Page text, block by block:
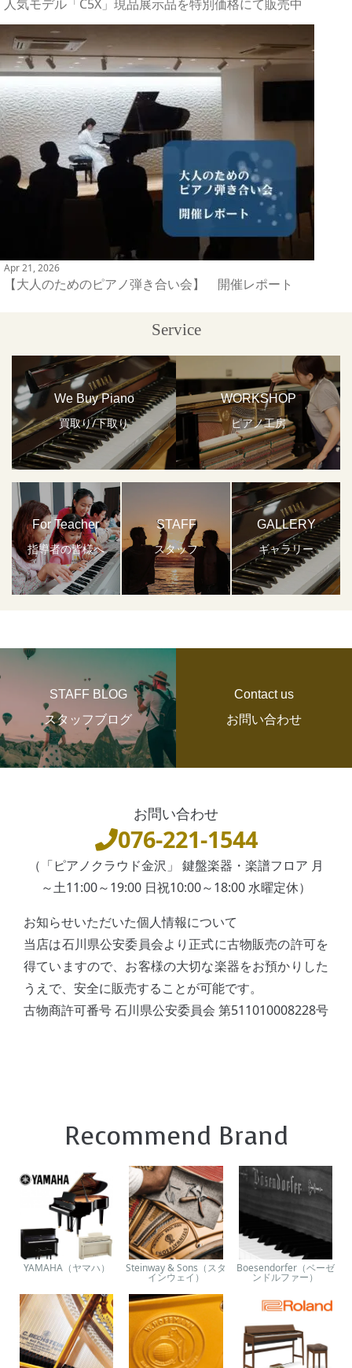
人気モデル「C5X」現品展示品を特別価格にて販売中
Apr 21, 2026
【大人のためのピアノ弾き合い会】 開催レポート
Service
We Buy Piano
買取り/下取り
WORKSHOP
ピアノ工房
For Teacher
指導者の皆様へ
STAFF
スタッフ
GALLERY
ギャラリー
STAFF BLOG
スタッフブログ
Contact us
お問い合わせ
お問い合わせ
076-221-1544
（「ピアノクラウド金沢」 鍵盤楽器・楽譜フロア 月
～土11:00～19:00 日祝10:00～18:00 水曜定休）
お知らせいただいた個人情報について
当店は石川県公安委員会より正式に古物販売の許可を
得ていますので、お客様の大切な楽器をお預かりした
うえで、安全に販売することが可能です。
古物商許可番号 石川県公安委員会 第511010008228号
Recommend Brand
YAMAHA（ヤマハ） Steinway & Sons（スタ
インウェイ）
Boesendorfer（ベーゼ
ンドルファー）